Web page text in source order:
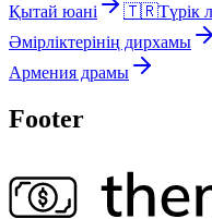
Қытай юані
🇹🇷Түрік
Әмірліктерінің дирхамы
Армения драмы
Footer